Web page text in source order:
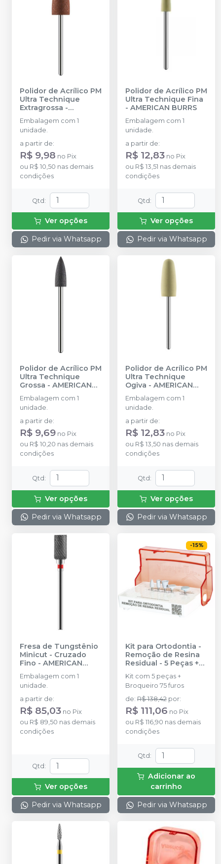
Polidor de Acrílico PM
Ultra Technique
Extragrossa -
AMERICAN BURRS
Embalagem com 1
unidade.
a partir de:
R$ 9,98 no Pix
ou R$ 10,50 nas demais
condições
Qtd:
Ver opções
Pedir via Whatsapp
Polidor de Acrílico PM
Ultra Technique Fina
- AMERICAN BURRS
Embalagem com 1
unidade.
a partir de:
R$ 12,83 no Pix
ou R$ 13,51 nas demais
condições
Qtd:
Ver opções
Pedir via Whatsapp
Polidor de Acrílico PM
Ultra Technique
Grossa - AMERICAN
BURRS
Embalagem com 1
unidade.
a partir de:
R$ 9,69 no Pix
ou R$ 10,20 nas demais
condições
Qtd :
Ver opções
Pedir via Whatsapp
Polidor de Acrílico PM
Ultra Technique
Ogiva - AMERICAN
BURRS
Embalagem com 1
unidade.
a partir de:
R$ 12,83 no Pix
ou R$ 13,50 nas demais
condições
Qtd :
Ver opções
Pedir via Whatsapp
Fresa de Tungstênio
Minicut - Cruzado
Fino - AMERICAN
Embalagem com 1
unidade.
a partir de:
R$ 85,03 no Pix
ou R$ 89,50 nas demais
condições
Qtd :
Ver opções
Pedir via Whatsapp
-15%
Kit para Ortodontia -
Remoção de Resina
Residual - 5 Peças +
AMERICAN BURRS
Kit com 5 peças +
Broqueiro 75 furos
de: R$ 138,42 por:
R$ 111,06 no Pix
ou R$ 116,90 nas demais
condições
Qtd :
Adicionar ao
carrinho
Pedir via Whatsapp